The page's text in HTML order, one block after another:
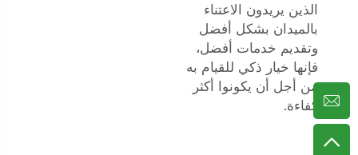
الذين يريدون الاعتناء
بالميدان بشكل أفضل
وتقديم خدمات أفضل،
فإنها خيار ذكي للقيام به
من أجل أن يكونوا أكثر
كفاءة.